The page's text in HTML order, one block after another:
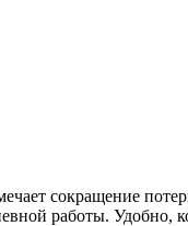
сокращение
работы. Удобно,